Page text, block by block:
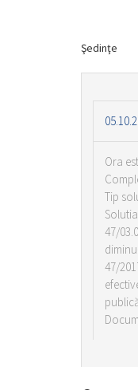
Şedinţe
Ora
Tip
47/
47/